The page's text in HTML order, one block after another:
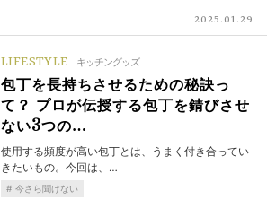
2025.01.29
LIFESTYLE キッチングッズ
包丁を長持ちさせるための秘訣っ
て？ プロが伝授する包丁を錆びさせ
ない3つの…
使用する頻度が高い包丁とは、うまく付き合ってい
きたいもの。今回は、…
今さら聞けない